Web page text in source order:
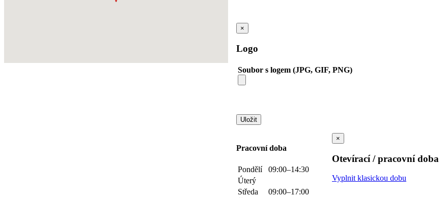
×
Logo
Soubor s logem (JPG, GIF, PNG)
Pracovní doba
Pondělí
09:00–14:30
Úterý
Středa
09:00–17:00
×
Otevírací / pracovní doba
Vyplnit klasickou dobu